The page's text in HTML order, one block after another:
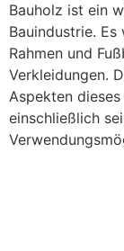
Bauholz ist ein
Bauindustrie.
Rahmen und
Verkleidungen.
Aspekten
einschließlich